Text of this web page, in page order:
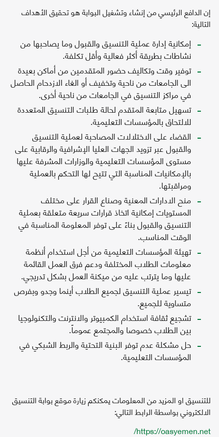
إن الدافع الرئيسي من إنشاء وتشغيل البوابة هو تحقيق الأهداف
التالية:
إمكانية إدارة عملية التنسيق والقبول وما يصاحبها من
نشاطات بطريقة أكثر فعالية وأقل تكلفة.
توفير وقت وتكاليف حضور المتقدمين من أماكن بعيدة
الى الجامعات من ناحية وتخفيف أو الغاء الازدحام الحاصل
في مراكز التنسيق في الجامعات من ناحية أخرى.
تسهيل متابعة المتقدم لحالة طلبات التنسيق المتعددة
للالتحاق بالمؤسسات التعليمية.
القضاء على الاختلالات المصاحبة لعملية التنسيق
والقبول عبر تزويد الجهات العليا الإشرافية والرقابية على
مستوى المؤسسات التعليمية والوزارات المشرفة عليها
بالإمكانيات المناسبة التي تتيح لها التحكم بالعملية
ومراقبتها.
منح الادارات المعنية وصناع القرار على مختلف
المستويات إمكانية اتخاذ قرارات سريعة متعلقة بعملية
التنسيق والقبول بناءً على توفر المعلومة المناسبة في
الوقت المناسب.
تهيئة المؤسسات التعليمية من أجل استخدام أنظمة
معلومات الطلاب المختلفة ودعم فرق العمل القائمة
عليها وما يترتب عليه من ميكنة العمل بشكل تدريجي.
تيسير عملية التنسيق لجميع الطلاب أينما وجدو وبفرص
متساوية للجميع.
تشجيع ثقافة استخدام الكمبيوتر والانترنت والتكنولوجيا
بين الطلاب خصوصا والمجتمع عموماً.
حل مشكلة عدم توفر البنية التحتية والربط الشبكي في
المؤسسات التعليمية.
للتنسيق او المزيد من المعلومات يمكنكم زيارة موقع بوابة التنسيق
الالكتروني بواسطة الرابط التالي:
https://oasyemen.net/